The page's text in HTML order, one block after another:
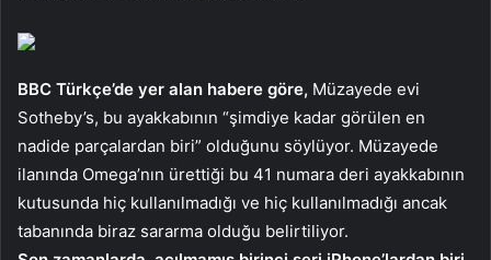
BBC Türkçe’de yer alan habere göre, Müzayede evi
Sotheby’s, bu ayakkabının “şimdiye kadar görülen en
nadide parçalardan biri” olduğunu söylüyor. Müzayede
ilanında Omega’nın ürettiği bu 41 numara deri ayakkabının
kutusunda hiç kullanılmadığı ve hiç kullanılmadığı ancak
tabanında biraz sararma olduğu belirtiliyor.